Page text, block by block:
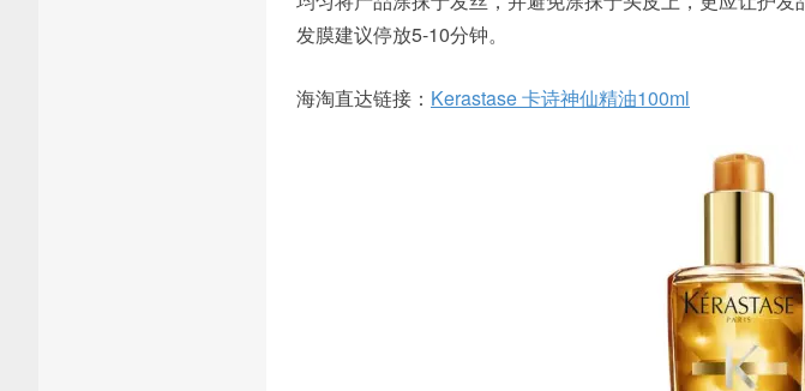
发膜建议停放5-10分钟。
海淘直达链接： Kerastase 卡诗神仙精油100ml